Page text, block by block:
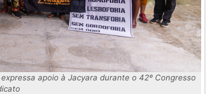
apoio à Jacyara durante o 42º Congresso